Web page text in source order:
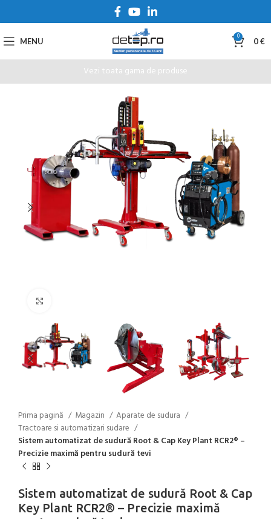
MENU 0 0€
Vezi toata gama de produse
Prima pagină Magazin
Aparate de sudura
Tractoare si automatizari sudare
Sistem automatizat de sudură Root & Cap Key Plant RCR2® –
Precizie maximă pentru sudură tevi
Sistem automatizat de sudură Root & Cap
Key Plant RCR2® – Precizie maximă